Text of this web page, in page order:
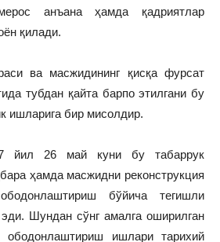
анъана ҳамда қадриятлар
қилади.
ва масжидининг қисқа фурсат
тубдан қайта барпо этилгани бу
ишларига бир мисолдир.
йил 26 май куни бу табаррук
ҳамда масжидни реконструкция
бўйича тегишли
Шундан сўнг амалга оширилган
ободонлаштириш ишлари тарихий